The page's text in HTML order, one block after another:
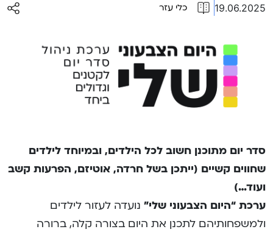
19.06.2025 כלי עזר
סדר יום מתוכנן חשוב לכל הילדים, ובמיוחד לילדים
שחווים קשיים (ייתכן בשל חרדה, אוטיזם, הפרעות קשב
ועוד…)
ערכת “היום הצבעוני שלי” נועדה לעזור לילדים
ולמשפחותיהם לתכנן את היום בצורה קלה, ברורה